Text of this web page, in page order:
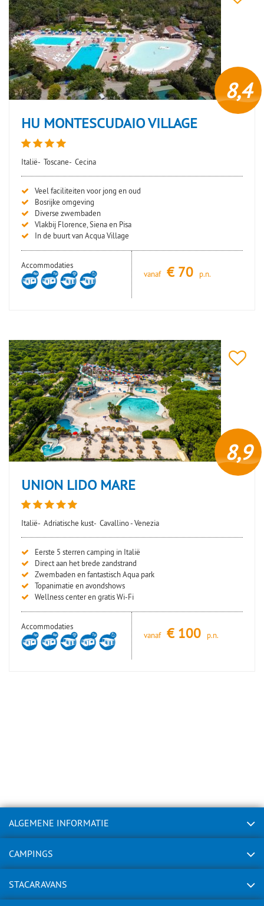
8,4
HU MONTESCUDAIO VILLAGE
Italië- Toscane- Cecina
Veel faciliteiten voor jong en oud
Bosrijke omgeving
Diverse zwembaden
Vlakbij Florence, Siena en Pisa
In de buurt van Acqua Village
Accommodaties
vanaf
€ 70 p.n.
8,9
UNION LIDO MARE
Italië- Adriatische kust- Cavallino - Venezia
Eerste 5 sterren camping in Italië
Direct aan het brede zandstrand
Zwembaden en fantastisch Aqua park
Topanimatie en avondshows
Wellness center en gratis Wi-Fi
Accommodaties
vanaf
€ 100 p.n.
ALGEMENE INFORMATIE
CAMPINGS
STACARAVANS